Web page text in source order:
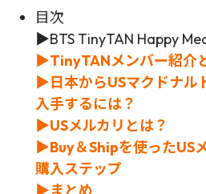
目次
▶BTS TinyTAN Happy
▶TinyTANメンバー紹介
▶日本からUSマクドナル
入手するには？
▶USメルカリとは？
▶Buy＆Shipを使ったUS
購入ステップ